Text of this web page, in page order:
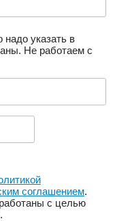
надо указать в
Не работаем с
соглашением.
с целью